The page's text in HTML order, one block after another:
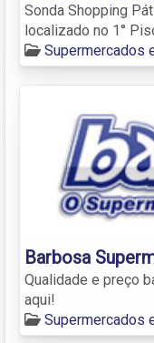
Sonda Shopping
localizado no 1°
Supermercados
Barbosa
Qualidade e preço
aqui!
Supermercados